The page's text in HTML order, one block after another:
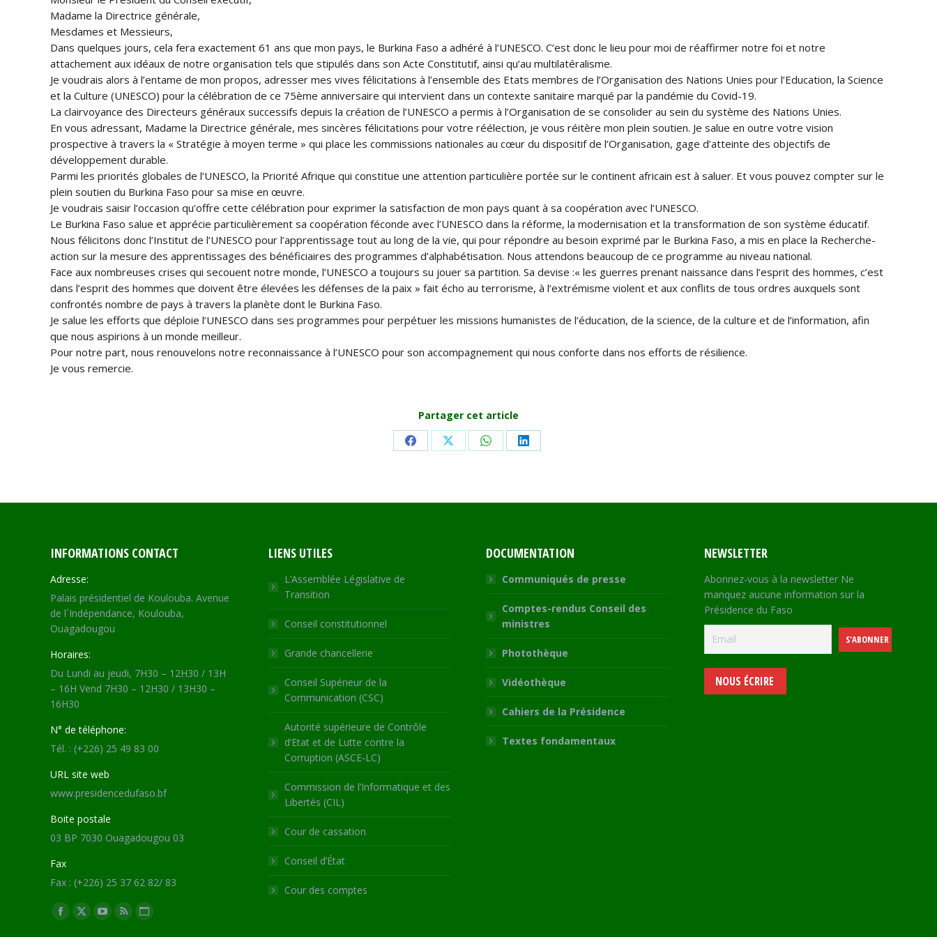
Madame la Directrice générale,
Mesdames et Messieurs,
Dans quelques jours, cela fera exactement 61 ans que mon pays, le Burkina Faso a adhéré à l’UNESCO. C’est donc le lieu pour moi de réaffirmer notre foi et notre
attachement aux idéaux de notre organisation tels que stipulés dans son Acte Constitutif, ainsi qu’au multilatéralisme.
Je voudrais alors à l’entame de mon propos, adresser mes vives félicitations à l’ensemble des Etats membres de l’Organisation des Nations Unies pour l’Education, la Science
et la Culture (UNESCO) pour la célébration de ce 75ème anniversaire qui intervient dans un contexte sanitaire marqué par la pandémie du Covid-19.
La clairvoyance des Directeurs généraux successifs depuis la création de l’UNESCO a permis à l’Organisation de se consolider au sein du système des Nations Unies.
En vous adressant, Madame la Directrice générale, mes sincères félicitations pour votre réélection, je vous réitère mon plein soutien. Je salue en outre votre vision
prospective à travers la « Stratégie à moyen terme » qui place les commissions nationales au cœur du dispositif de l’Organisation, gage d’atteinte des objectifs de
développement durable.
Parmi les priorités globales de l’UNESCO, la Priorité Afrique qui constitue une attention particulière portée sur le continent africain est à saluer. Et vous pouvez compter sur le
plein soutien du Burkina Faso pour sa mise en œuvre.
Je voudrais saisir l’occasion qu’offre cette célébration pour exprimer la satisfaction de mon pays quant à sa coopération avec l’UNESCO.
Le Burkina Faso salue et apprécie particulièrement sa coopération féconde avec l’UNESCO dans la réforme, la modernisation et la transformation de son système éducatif.
Nous félicitons donc l’Institut de l’UNESCO pour l’apprentissage tout au long de la vie, qui pour répondre au besoin exprimé par le Burkina Faso, a mis en place la Recherche-
action sur la mesure des apprentissages des bénéficiaires des programmes d’alphabétisation. Nous attendons beaucoup de ce programme au niveau national.
Face aux nombreuses crises qui secouent notre monde, l’UNESCO a toujours su jouer sa partition. Sa devise :« les guerres prenant naissance dans l’esprit des hommes, c’est
dans l’esprit des hommes que doivent être élevées les défenses de la paix » fait écho au terrorisme, à l’extrémisme violent et aux conflits de tous ordres auxquels sont
confrontés nombre de pays à travers la planète dont le Burkina Faso.
Je salue les efforts que déploie l’UNESCO dans ses programmes pour perpétuer les missions humanistes de l’éducation, de la science, de la culture et de l’information, afin
que nous aspirions à un monde meilleur.
Pour notre part, nous renouvelons notre reconnaissance à l’UNESCO pour son accompagnement qui nous conforte dans nos efforts de résilience.
Je vous remercie.
Partager cet article
Share Share Share Share
INFORMATIONS CONTACT
Adresse:
Palais présidentiel de Koulouba. Avenue
de l´Indépendance, Koulouba,
Ouagadougou
Horaires:
Du Lundi au jeudi, 7H30 – 12H30 / 13H
– 16H Vend 7H30 – 12H30 / 13H30 –
16H30
N° de téléphone:
Tél. : (+226) 25 49 83 00
URL site web
www.presidencedufaso.bf
Boite postale
03 BP 7030 Ouagadougou 03
Fax
Fax : (+226) 25 37 62 82/ 83
Trouvez nous sur :
Facebook
X
YouTube
RSS Site
LIENS UTILES
L’Assemblée Législative de
Transition
Conseil constitutionnel
Grande chancellerie
Conseil Supérieur de la
Communication (CSC)
Autorité supérieure de Contrôle
d’Etat et de Lutte contre la
Corruption (ASCE-LC)
Commission de l’Informatique et des
Libertés (CIL)
Cour de cassation
Conseil d’État
Cour des comptes
DOCUMENTATION
Communiqués de presse
Comptes-rendus Conseil des
ministres
Photothèque
Vidéothèque
Cahiers de la Présidence
Textes fondamentaux
NEWSLETTER
Abonnez-vous à la newsletter Ne
manquez aucune information sur la
Présidence du Faso
NOUS ÉCRIRE